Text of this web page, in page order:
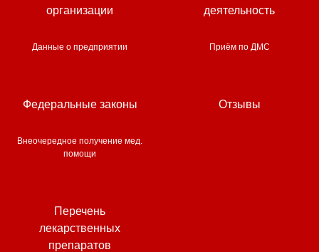
организации
деятельность
Данные о предприятии Приём по ДМС
Федеральные законы Отзывы
Внеочередное получение мед.
помощи
Перечень
лекарственных
препаратов